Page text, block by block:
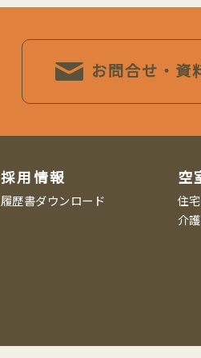
お問合せ・資
採用情報
履歴書ダウンロード
空
住
介